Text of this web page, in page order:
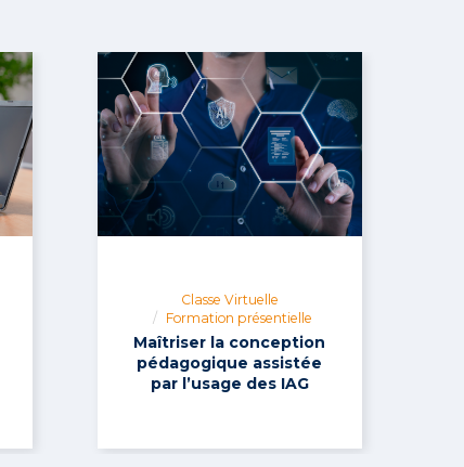
Classe Virtuelle
Formation présentielle
Maîtriser la conception
pédagogique assistée
par l’usage des IAG